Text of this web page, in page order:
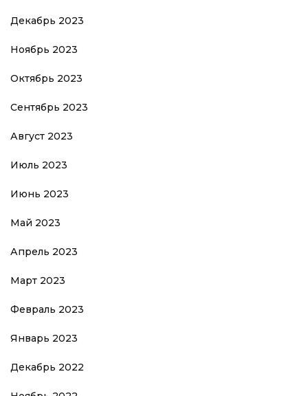
Декабрь 2023
Ноябрь 2023
Октябрь 2023
Сентябрь 2023
Август 2023
Июль 2023
Июнь 2023
Май 2023
Апрель 2023
Март 2023
Февраль 2023
Январь 2023
Декабрь 2022